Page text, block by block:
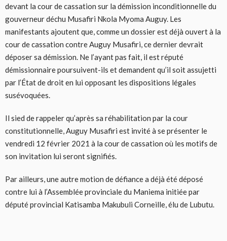
devant la cour de cassation sur la démission inconditionnelle du
gouverneur déchu Musafiri Nkola Myoma Auguy. Les
manifestants ajoutent que, comme un dossier est déjà ouvert à la
cour de cassation contre Auguy Musafiri, ce dernier devrait
déposer sa démission. Ne l’ayant pas fait, il est réputé
démissionnaire poursuivent-ils et demandent qu’il soit assujetti
par l’État de droit en lui opposant les dispositions légales
susévoquées.
Il sied de rappeler qu’après sa réhabilitation par la cour
constitutionnelle, Auguy Musafiri est invité à se présenter le
vendredi 12 février 2021 à la cour de cassation où les motifs de
son invitation lui seront signifiés.
Par ailleurs, une autre motion de défiance a déjà été déposé
contre lui à l’Assemblée provinciale du Maniema initiée par
député provincial Katisamba Makubuli Corneille, élu de Lubutu.